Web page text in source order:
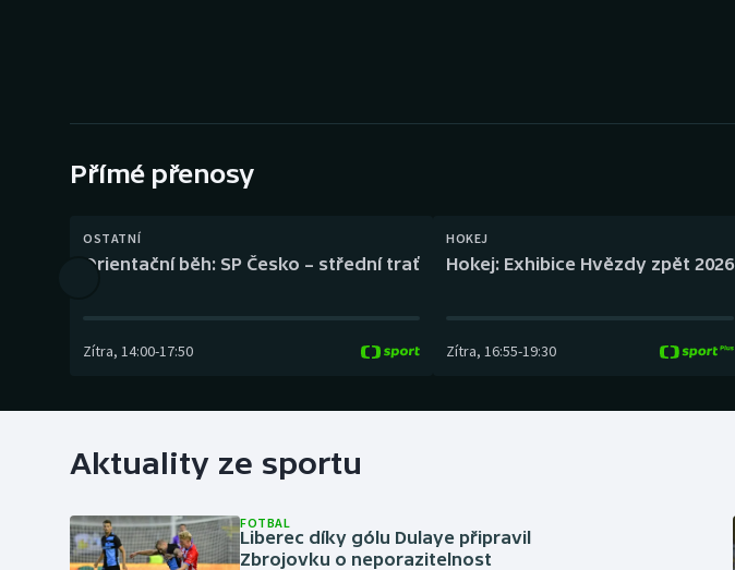
Gymnastika Plážový volejbal
Přímé přenosy
OSTATNÍ
Orientační běh: SP Česko – střední trať
Zítra, 14:00-17:50
HOKEJ
Hokej: Exhibice Hvězdy zpět 2026
Zítra, 16:55-19:30
Aktuality ze sportu
FOTBAL
Liberec díky gólu Dulaye připravil
Zbrojovku o neporazitelnost